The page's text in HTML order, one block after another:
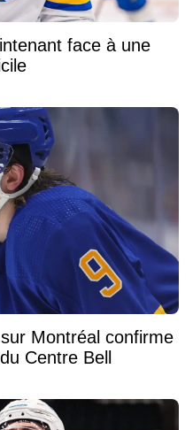
face à une
Montréal confirme
Centre Bell